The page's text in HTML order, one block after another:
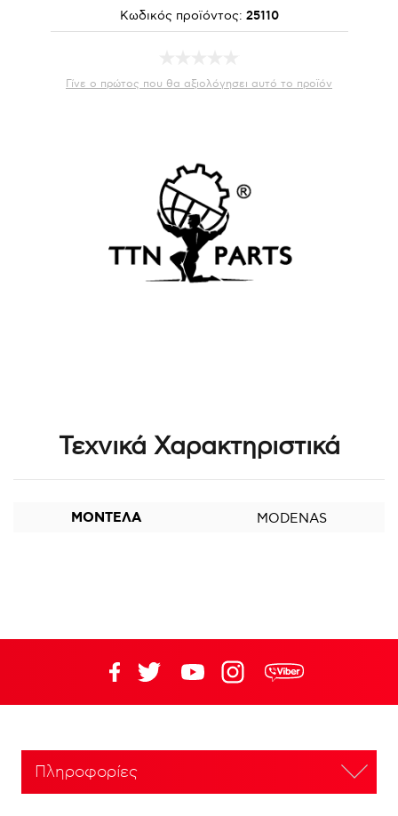
Κωδικός προϊόντος: 25110
Γίνε ο πρώτος που θα αξιολόγησει αυτό το προϊόν
Τεχνικά Χαρακτηριστικά
ΜΟΝΤΕΛΑ MODENAS
Πληροφορίες